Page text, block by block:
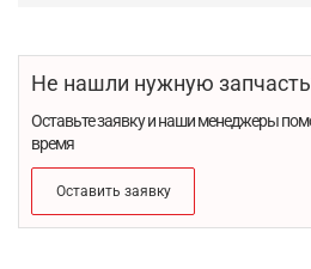
Не нашли нужную
Оставьте заявку и наши менеджеры
время
Оставить заявку